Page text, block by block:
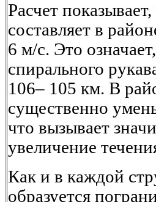
Расчет
составляет в
6 м/с. Это
спирального
106– 105 км. В
существенно
что вызывает
увеличение
Как и в каждой
образуется